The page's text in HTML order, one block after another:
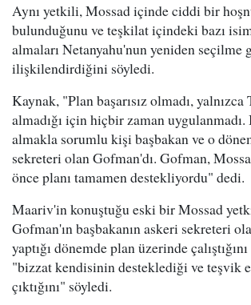
Aynı yetkili, Mossad içinde ciddi bir
bulunduğunu ve teşkilat içindeki bazı
almaları Netanyahu'nun yeniden
ilişkilendirdiğini söyledi.
Kaynak, "Plan başarısız olmadı, yalnızca
almadığı için hiçbir zaman uygulanmadı.
almakla sorumlu kişi başbakan ve o
sekreteri olan Gofman'dı. Gofman,
önce planı tamamen destekliyordu" dedi.
Maariv'in konuştuğu eski bir Mossad
Gofman'ın başbakanın askeri sekreteri
yaptığı dönemde plan üzerinde
"bizzat kendisinin desteklediği ve teşvik
çıktığını" söyledi.